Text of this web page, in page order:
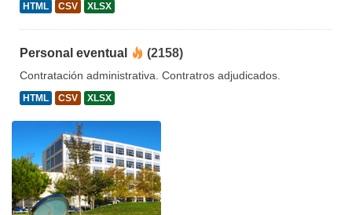
HTML CSV XLSX
Personal eventual (2158)
Contratación administrativa. Contratros adjudicados.
HTML CSV XLSX